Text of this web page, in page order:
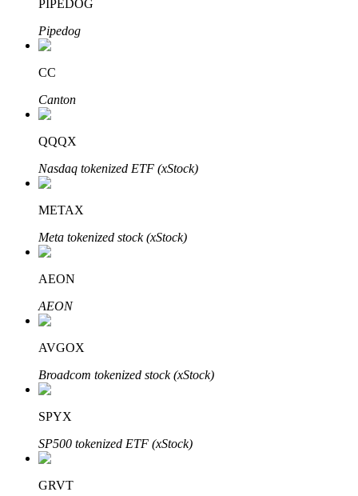
Đầu tư cố định và quản lý tài chính
Tận hưởng việc quản lý tài chính hiện tại và thu nhập lâu dài
Bitrue
Đối tác Bitrue
PIPEDOG
Pipedog
CC
Canton
QQQX
Nasdaq tokenized ETF (xStock)
METAX
Meta tokenized stock (xStock)
AEON
AEON
AVGOX
Broadcom tokenized stock (xStock)
SPYX
SP500 tokenized ETF (xStock)
GRVT